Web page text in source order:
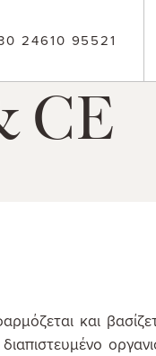
24610 95521
CE
και